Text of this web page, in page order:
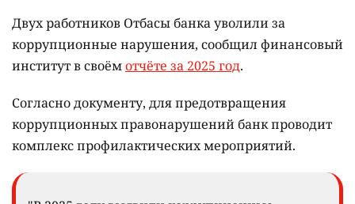
Двух работников Отбасы банка уволили за
коррупционные нарушения, сообщил финансовый
институт в своёмотчёте за 2025 год.
Согласно документу, для предотвращения
коррупционных правонарушений банк проводит
комплекс профилактических мероприятий.